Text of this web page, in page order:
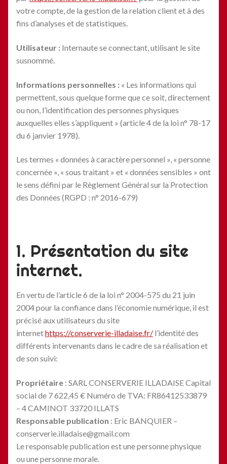
votre compte, de la gestion de la relation client et à des
fins d’analyses et de statistiques.
Utilisateur : Internaute se connectant, utilisant le site
susnommé.
Informations personnelles : « Les informations qui
permettent, sous quelque forme que ce soit, directement
ou non, l’identification des personnes physiques
auxquelles elles s’appliquent » (article 4 de la loi n° 78-17
du 6 janvier 1978).
Les termes « données à caractère personnel », « personne
concernée », « sous traitant » et « données sensibles » ont
le sens défini par le Règlement Général sur la Protection
des Données (RGPD : n° 2016-679)
1. Présentation du site
internet.
En vertu de l’article 6 de la loi n° 2004-575 du 21 juin
2004 pour la confiance dans l’économie numérique, il est
précisé aux utilisateurs du site
internethttps://conserverie-illadaise.fr/ l’identité des
différents intervenants dans le cadre de sa réalisation et
de son suivi:
Propriétaire : SARL CONSERVERIE ILLADAISE Capital
social de 7 622,45 € Numéro de TVA: FR86412533879
– 4 CAMINOT 33720 ILLATS
Responsable publication : Eric BANQUIER –
conserverie.illadaise@gmail.com
Le responsable publication est une personne physique
ou une personne morale.